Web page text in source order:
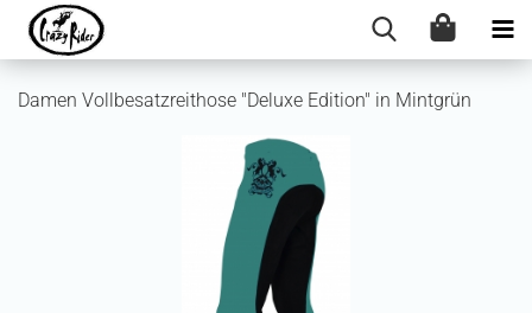
Damen Vollbesatzreithose "Deluxe Edition" in Mintgrün